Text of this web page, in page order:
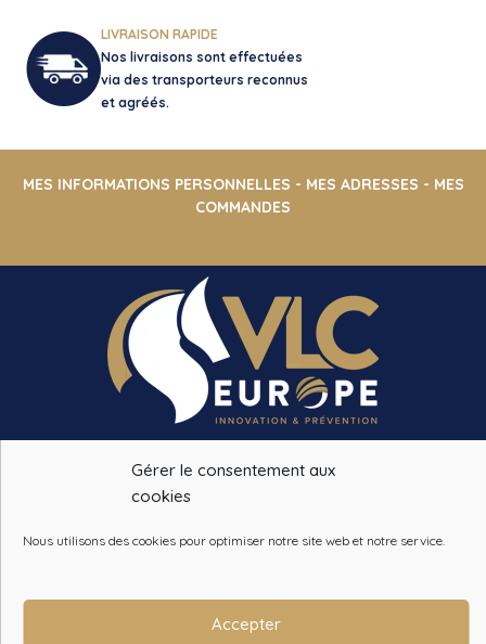
Gérer le consentement aux
cookies
Nous utilisons des cookies pour optimiser notre site web et notre service.
Accepter
LIVRAISON RAPIDE
Nos livraisons sont effectuées
via des transporteurs reconnus
et agréés.
MES INFORMATIONS PERSONNELLES - MES ADRESSES - MES
COMMANDES
14 CHEMIN DE LA PINSONNIERE
78490 BAZOCHES SUR GUYONNE
Tél. :
+33 (0)1 34 86 28 09